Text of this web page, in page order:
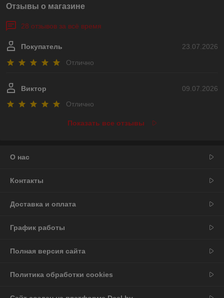
Отзывы о магазине
28 отзывов за всё время
23.07.2026
Покупатель
Отлично
09.07.2026
Виктор
Отлично
Показать все отзывы
О нас
Контакты
Доставка и оплата
График работы
Полная версия сайта
Политика обработки cookies